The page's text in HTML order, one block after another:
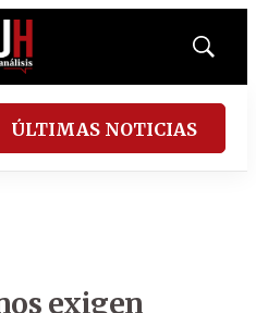
Mostrar
ÚLTIMAS NOTICIAS
exigen